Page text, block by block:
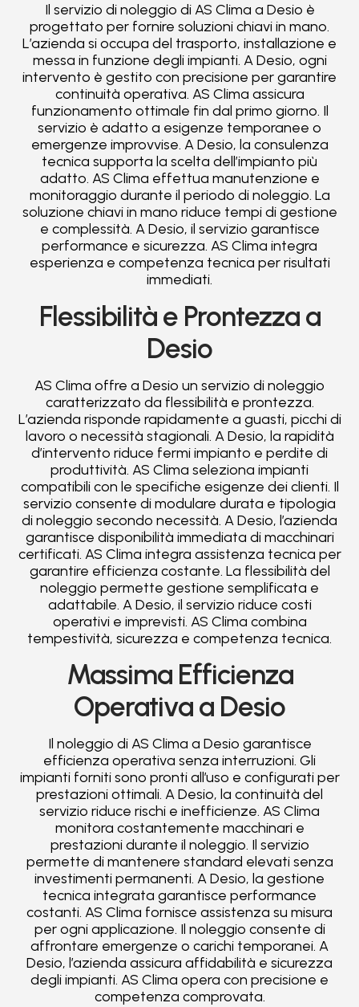
Il servizio di noleggio di AS Clima a Desio è
progettato per fornire soluzioni chiavi in mano.
L’azienda si occupa del trasporto, installazione e
messa in funzione degli impianti. A Desio, ogni
intervento è gestito con precisione per garantire
continuità operativa. AS Clima assicura
funzionamento ottimale fin dal primo giorno. Il
servizio è adatto a esigenze temporanee o
emergenze improvvise. A Desio, la consulenza
tecnica supporta la scelta dell’impianto più
adatto. AS Clima effettua manutenzione e
monitoraggio durante il periodo di noleggio. La
soluzione chiavi in mano riduce tempi di gestione
e complessità. A Desio, il servizio garantisce
performance e sicurezza. AS Clima integra
esperienza e competenza tecnica per risultati
immediati.
Flessibilità e Prontezza a
Desio
AS Clima offre a Desio un servizio di noleggio
caratterizzato da flessibilità e prontezza.
L’azienda risponde rapidamente a guasti, picchi di
lavoro o necessità stagionali. A Desio, la rapidità
d’intervento riduce fermi impianto e perdite di
produttività. AS Clima seleziona impianti
compatibili con le specifiche esigenze dei clienti. Il
servizio consente di modulare durata e tipologia
di noleggio secondo necessità. A Desio, l’azienda
garantisce disponibilità immediata di macchinari
certificati. AS Clima integra assistenza tecnica per
garantire efficienza costante. La flessibilità del
noleggio permette gestione semplificata e
adattabile. A Desio, il servizio riduce costi
operativi e imprevisti. AS Clima combina
tempestività, sicurezza e competenza tecnica.
Massima Efficienza
Operativa a Desio
Il noleggio di AS Clima a Desio garantisce
efficienza operativa senza interruzioni. Gli
impianti forniti sono pronti all’uso e configurati per
prestazioni ottimali. A Desio, la continuità del
servizio riduce rischi e inefficienze. AS Clima
monitora costantemente macchinari e
prestazioni durante il noleggio. Il servizio
permette di mantenere standard elevati senza
investimenti permanenti. A Desio, la gestione
tecnica integrata garantisce performance
costanti. AS Clima fornisce assistenza su misura
per ogni applicazione. Il noleggio consente di
affrontare emergenze o carichi temporanei. A
Desio, l’azienda assicura affidabilità e sicurezza
degli impianti. AS Clima opera con precisione e
competenza comprovata.